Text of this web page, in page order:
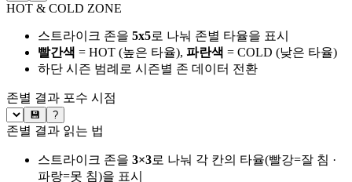
HOT & COLD ZONE
스트라이크 존을 5x5로 나눠 존별 타율을 표시
빨간색 = HOT (높은 타율), 파란색 = COLD (낮은 타율)
하단 시즌 범례로 시즌별 존 데이터 전환
존별 결과 포수 시점
💾 ?
존별 결과 읽는 법
스트라이크 존을 3×3로 나눠 각 칸의 타율(빨강=잘 침 ·
파랑=못 침)을 표시